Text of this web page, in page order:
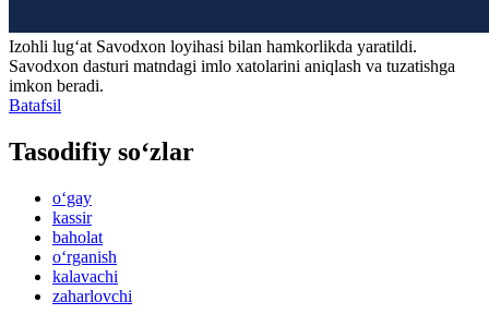
Izohli lugʻat Savodxon loyihasi bilan hamkorlikda yaratildi.
Savodxon dasturi matndagi imlo xatolarini aniqlash va tuzatishga
imkon beradi.
Batafsil
Tasodifiy so‘zlar
o‘gay
kassir
baholat
o‘rganish
kalavachi
zaharlovchi